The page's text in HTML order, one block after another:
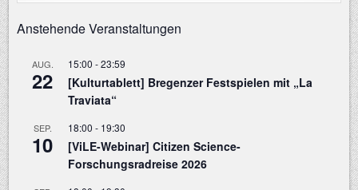
Anstehende Veranstaltungen
AUG.
22
15:00 -23:59
[Kulturtablett] Bregenzer Festspielen mit „La
Traviata“
SEP.
10
18:00 - 19:30
[ViLE-Webinar] Citizen Science-
Forschungsradreise 2026